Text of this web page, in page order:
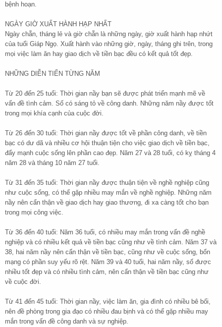
bệnh hoạn.
NGÀY GIỜ XUẤT HÀNH HẠP NHẤT
Ngày chẵn, tháng lẻ và giờ chẵn là những ngày, giờ xuất hành hạp nhứt
của tuổi Giáp Ngọ. Xuất hành vào những giờ, ngày, tháng ghi trên, trong
mọi việc làm ăn hay giao dịch về tiền bạc đều có kết quả tốt đẹp.
NHỮNG DIỄN TIẾN TỪNG NĂM
Từ 20 đến 25 tuổi: Thời gian nầy bạn sẽ được phát triển mạnh mẽ về
vấn đề tình cảm. Số có sáng tỏ về công danh. Những năm nầy được tốt
trong mọi khía cạnh của cuộc đời.
Từ 26 đến 30 tuổi: Thời gian nầy được tốt về phần công danh, về tiền
bạc có dư dã và nhiều cơ hội thuận tiện cho việc giao dịch về tiền bạc,
đẩy mạnh cuộc sống lên phần cao đẹp. Năm 27 và 28 tuổi, có kỵ tháng 4
năm 28 và tháng 10 năm 27 tuổi.
Từ 31 đến 35 tuổi: Thời gian nầy được thuận tiện về nghề nghiệp cũng
như cuộc sống, có thể gặp nhiều may mắn về nghề nghiệp. Những năm
nầy nên cẩn thận về giao dịch hay giao thương, đi xa càng tốt cho bạn
trong mọi công việc.
Từ 36 đến 40 tuổi: Năm 36 tuổi, có nhiều may mắn trong vấn đề nghề
nghiệp và có nhiều kết quả về tiền bạc cũng như về tình cảm. Năm 37 và
38, hai năm nầy nên cẩn thận về tiền bạc, cũng như về cuộc sống, bổn
mạng có phần suy yếu rõ rệt. Năm 39 và 40 tuổi, hai năm nầy, số được
nhiều tốt đẹp và có nhiều tình cảm, nên cẩn thận về tiền bạc cũng như
về cuộc đời.
Từ 41 đến 45 tuổi: Thời gian nầy, việc làm ăn, gia đình có nhiều bê bối,
nên đề phòng trong gia đạo có nhiều đau bịnh và có thể gặp nhiều may
mắn trong vấn đề công danh và sự nghiệp.